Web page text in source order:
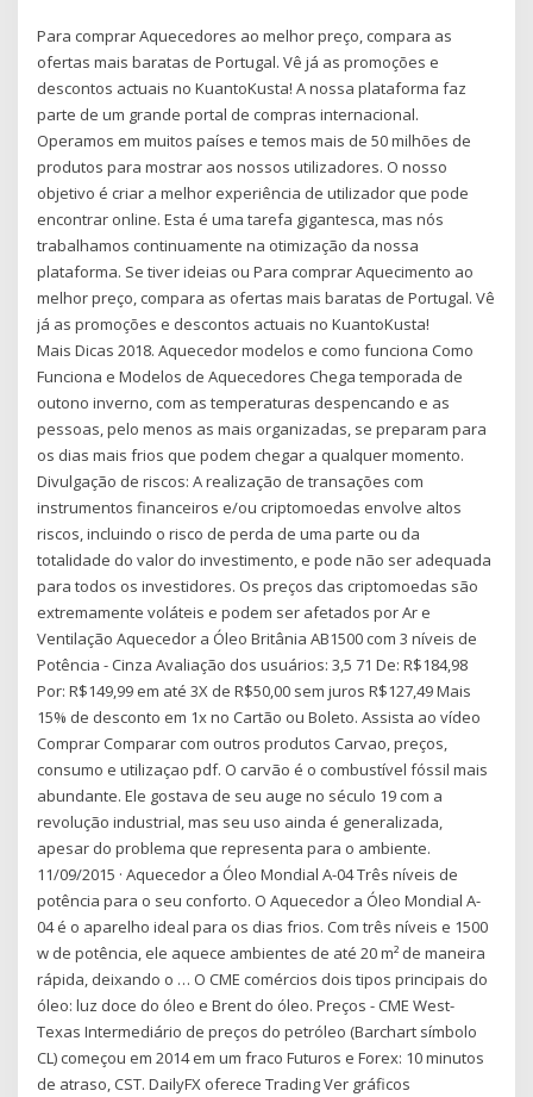
Para comprar Aquecedores ao melhor preço, compara as
ofertas mais baratas de Portugal. Vê já as promoções e
descontos actuais no KuantoKusta! A nossa plataforma faz
parte de um grande portal de compras internacional.
Operamos em muitos países e temos mais de 50 milhões de
produtos para mostrar aos nossos utilizadores. O nosso
objetivo é criar a melhor experiência de utilizador que pode
encontrar online. Esta é uma tarefa gigantesca, mas nós
trabalhamos continuamente na otimização da nossa
plataforma. Se tiver ideias ou Para comprar Aquecimento ao
melhor preço, compara as ofertas mais baratas de Portugal. Vê
já as promoções e descontos actuais no KuantoKusta!
Mais Dicas 2018. Aquecedor modelos e como funciona Como
Funciona e Modelos de Aquecedores Chega temporada de
outono inverno, com as temperaturas despencando e as
pessoas, pelo menos as mais organizadas, se preparam para
os dias mais frios que podem chegar a qualquer momento.
Divulgação de riscos: A realização de transações com
instrumentos financeiros e/ou criptomoedas envolve altos
riscos, incluindo o risco de perda de uma parte ou da
totalidade do valor do investimento, e pode não ser adequada
para todos os investidores. Os preços das criptomoedas são
extremamente voláteis e podem ser afetados por Ar e
Ventilação Aquecedor a Óleo Britânia AB1500 com 3 níveis de
Potência - Cinza Avaliação dos usuários: 3,5 71 De: R$184,98
Por: R$149,99 em até 3X de R$50,00 sem juros R$127,49 Mais
15% de desconto em 1x no Cartão ou Boleto. Assista ao vídeo
Comprar Comparar com outros produtos Carvao, preços,
consumo e utilizaçao pdf. O carvão é o combustível fóssil mais
abundante. Ele gostava de seu auge no século 19 com a
revolução industrial, mas seu uso ainda é generalizada,
apesar do problema que representa para o ambiente.
11/09/2015 · Aquecedor a Óleo Mondial A-04 Três níveis de
potência para o seu conforto. O Aquecedor a Óleo Mondial A-
04 é o aparelho ideal para os dias frios. Com três níveis e 1500
w de potência, ele aquece ambientes de até 20 m² de maneira
rápida, deixando o … O CME comércios dois tipos principais do
óleo: luz doce do óleo e Brent do óleo. Preços - CME West-
Texas Intermediário de preços do petróleo (Barchart símbolo
CL) começou em 2014 em um fraco Futuros e Forex: 10 minutos
de atraso, CST. DailyFX oferece Trading Ver gráficos